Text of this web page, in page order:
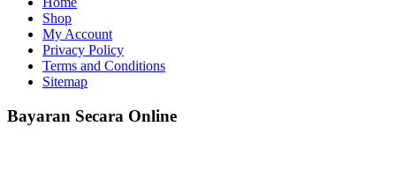
Shop
My Account
Privacy Policy
Terms and Conditions
Sitemap
Bayaran Secara Online